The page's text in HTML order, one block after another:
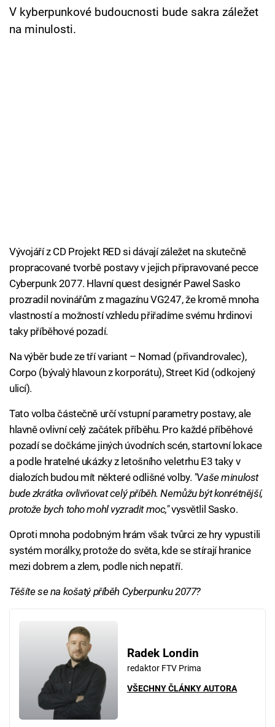
Přihlášení
V kyberpunkové budoucnosti bude sakra záležet
na minulosti.
Vývojáří z CD Projekt RED si dávají záležet na skutečně
propracované tvorbě postavy v jejich připravované pecce
Cyberpunk 2077. Hlavní quest designér Pawel Sasko
prozradil novinářům z magazínu VG247, že kromě mnoha
vlastností a možností vzhledu přiřadíme svému hrdinovi
taky příběhové pozadí.
Na výběr bude ze tří variant – Nomad (přivandrovalec),
Corpo (bývalý hlavoun z korporátu), Street Kid (odkojený
ulicí).
Tato volba částečně určí vstupní parametry postavy, ale
hlavně ovlivní celý začátek příběhu. Pro každé příběhové
pozadí se dočkáme jiných úvodních scén, startovní lokace
a podle hratelné ukázky z letošního veletrhu E3 taky v
dialozích budou mít některé odlišné volby. "Vaše minulost
bude zkrátka ovlivňovat celý příběh. Nemůžu být konrétnější,
protože bych toho mohl vyzradit moc,"vysvětlil Sasko.
Oproti mnoha podobným hrám však tvůrci ze hry vypustili
systém morálky, protože do světa, kde se stírají hranice
mezi dobrem a zlem, podle nich nepatří.
Těšíte se na košatý příběh Cyberpunku 2077?
Radek Londin
redaktor FTV Prima
VŠECHNY ČLÁNKY AUTORA